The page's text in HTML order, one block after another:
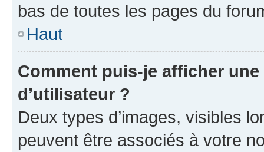
bas de toutes les pages du
Haut
Comment puis-je afficher
d’utilisateur ?
Deux types d’images, visibles
peuvent être associés à votre